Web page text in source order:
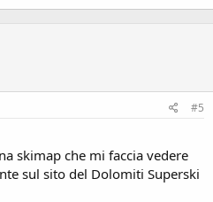
#5
skimap che mi faccia vedere
sul sito del Dolomiti Superski